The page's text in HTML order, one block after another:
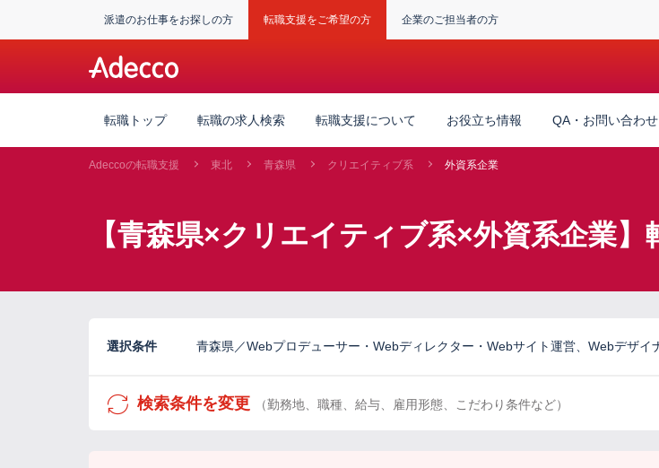
派遣のお仕事をお探しの方 転職支援をご希望の方 企業のご担当者の方
転職トップ 転職の求人検索 転職支援について お役立ち情報 QA・お問い合わせ
Adeccoの転職支援 東北 青森県 クリエイティブ系 外資系企業
【青森県×クリエイティブ系×外資系企業】
選択条件 青森県／Webプロデューサー・Webディレクター・Webサイト運営、Webデザイ
検索条件を変更 （勤務地、職種、給与、雇用形態、こだわり条件など）